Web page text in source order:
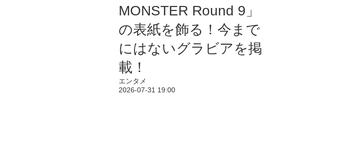
MONSTER Round 9」
の表紙を飾る！今まで
にはないグラビアを掲
載！
エンタメ
2026-07-31 19:00